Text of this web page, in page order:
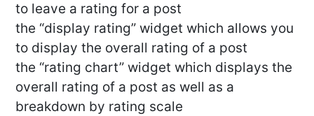
to leave a rating for a post
the “display rating” widget which allows you
to display the overall rating of a post
the “rating chart” widget which displays the
overall rating of a post as well as a
breakdown by rating scale